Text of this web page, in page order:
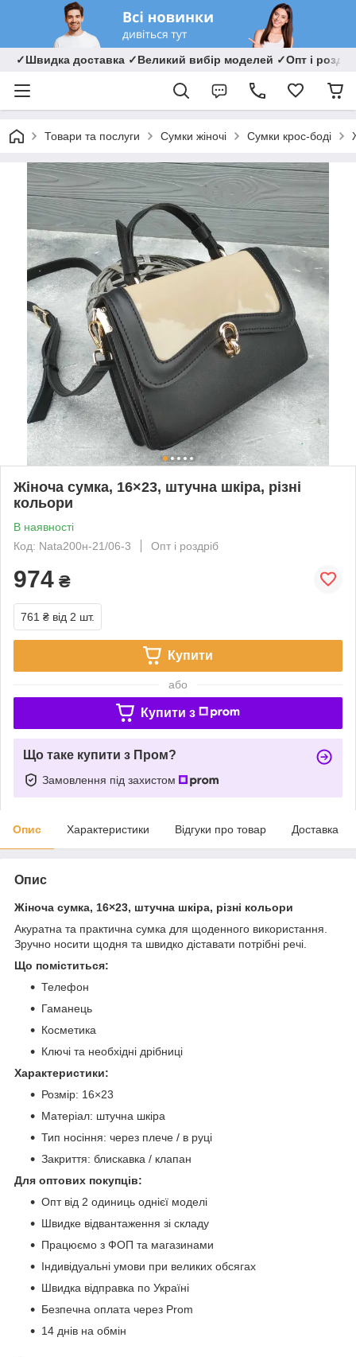
✓Швидка доставка ✓Великий вибір моделей ✓Опт і
Товари та послуги Сумки жіночі Сумки крос-боді
Жіноча сумка, 16×23, штучна шкіра, різні
кольори
В наявності
Код: Nata200н-21/06-3
Опт і роздріб
974 ₴
761 ₴ від 2 шт.
Купити
або
Купити з
Що таке купити з Пром?
Замовлення під захистом
Опис Характеристики Відгуки про товар Доставка
Опис
Жіноча сумка, 16×23, штучна шкіра, різні кольори
Акуратна та практична сумка для щоденного використання.
Зручно носити щодня та швидко діставати потрібні речі.
Що поміститься:
Телефон
Гаманець
Косметика
Ключі та необхідні дрібниці
Характеристики:
Розмір: 16×23
Матеріал: штучна шкіра
Тип носіння: через плече / в руці
Закриття: блискавка / клапан
Для оптових покупців:
Опт від 2 одиниць однієї моделі
Швидке відвантаження зі складу
Працюємо з ФОП та магазинами
Індивідуальні умови при великих обсягах
Швидка відправка по Україні
Безпечна оплата через Prom
14 днів на обмін